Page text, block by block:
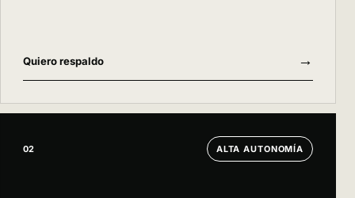
Quiero respaldo →
02 ALTA AUTONOMÍA